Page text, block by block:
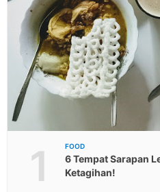
1 FOOD
6 Tempat Sarapan
Ketagihan!